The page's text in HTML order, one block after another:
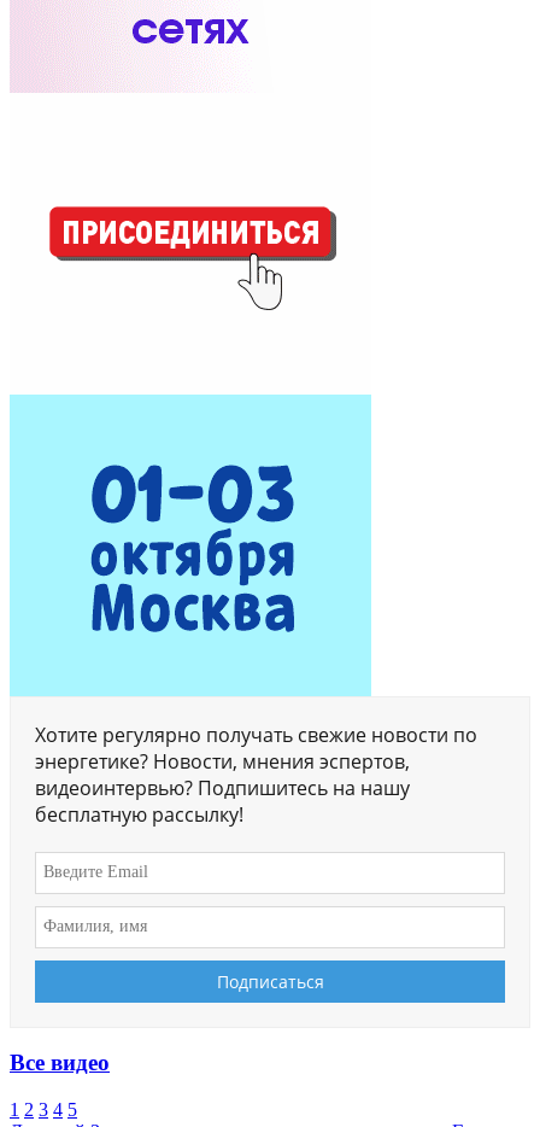
Хотите регулярно получать свежие новости по
энергетике? Новости, мнения эспертов,
видеоинтервью? Подпишитесь на нашу
бесплатную рассылку!
Все видео
1 2 3 4 5